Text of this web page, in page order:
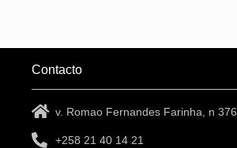
Contacto
v. Romao Fernandes Farinha, n 376
+258 21 40 14 21